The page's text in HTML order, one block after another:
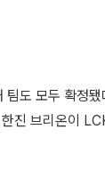
도 모두 확정됐
진 브리온이